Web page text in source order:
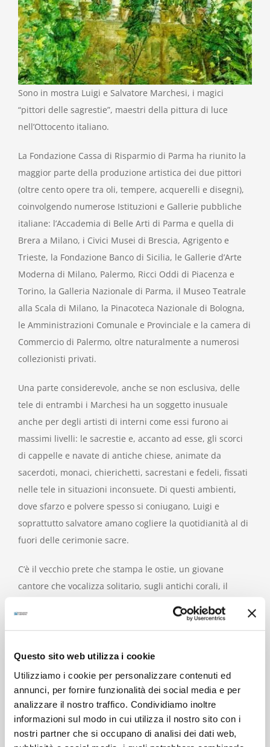
Questo sito web utilizza i cookie
Utilizziamo i cookie per personalizzare contenuti ed
annunci, per fornire funzionalità dei social media e per
analizzare il nostro traffico. Condividiamo inoltre
informazioni sul modo in cui utilizza il nostro sito con i
nostri partner che si occupano di analisi dei dati web,
Sono in mostra Luigi e Salvatore Marchesi, i magici
“pittori delle sagrestie”, maestri della pittura di luce
nell’Ottocento italiano.
La Fondazione Cassa di Risparmio di Parma ha riunito la
maggior parte della produzione artistica dei due pittori
(oltre cento opere tra oli, tempere, acquerelli e disegni),
coinvolgendo numerose Istituzioni e Gallerie pubbliche
italiane: l’Accademia di Belle Arti di Parma e quella di
Brera a Milano, i Civici Musei di Brescia, Agrigento e
Trieste, la Fondazione Banco di Sicilia, le Gallerie d’Arte
Moderna di Milano, Palermo, Ricci Oddi di Piacenza e
Torino, la Galleria Nazionale di Parma, il Museo Teatrale
alla Scala di Milano, la Pinacoteca Nazionale di Bologna,
le Amministrazioni Comunale e Provinciale e la camera di
Commercio di Palermo, oltre naturalmente a numerosi
collezionisti privati.
Una parte considerevole, anche se non esclusiva, delle
tele di entrambi i Marchesi ha un soggetto inusuale
anche per degli artisti di interni come essi furono ai
massimi livelli: le sacrestie e, accanto ad esse, gli scorci
di cappelle e navate di antiche chiese, animate da
sacerdoti, monaci, chierichetti, sacrestani e fedeli, fissati
nelle tele in situazioni inconsuete. Di questi ambienti,
dove sfarzo e polvere spesso si coniugano, Luigi e
soprattutto salvatore amano cogliere la quotidianità al di
fuori delle cerimonie sacre.
C’è il vecchio prete che stampa le ostie, un giovane
cantore che vocalizza solitario, sugli antichi corali, il
chierichetto costretto a togliere da un antico tappeto le
gocce di cera incautamente fatte cadere, il ragazzino
prostrata ai piedi dell’altare a supplicare il perdono
divino, sino ad un monaco riverso ai piedi di un pozzo,
forse al termine di una robusta libagione o al suo
confratello che si occupa delle verzure che prosperano
all’interno di un chiostro assolato.